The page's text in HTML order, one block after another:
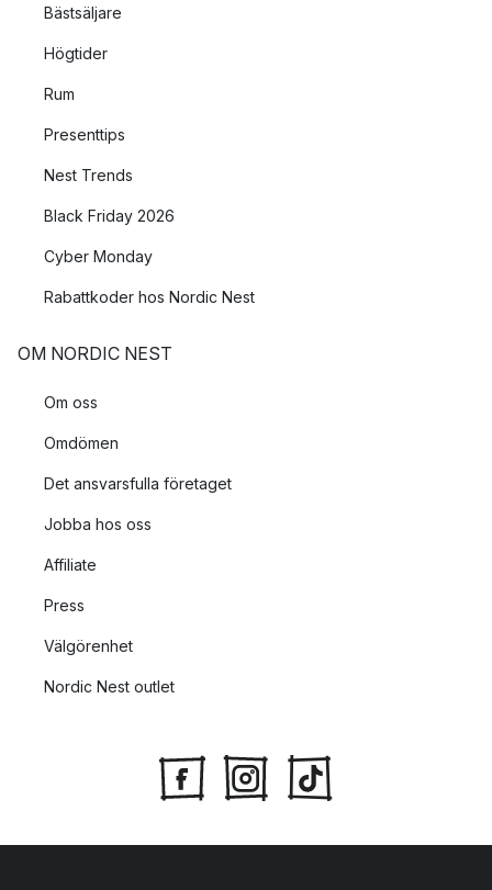
Bästsäljare
Högtider
Rum
Presenttips
Nest Trends
Black Friday 2026
Cyber Monday
Rabattkoder hos Nordic Nest
OM NORDIC NEST
Om oss
Omdömen
Det ansvarsfulla företaget
Jobba hos oss
Affiliate
Press
Välgörenhet
Nordic Nest outlet